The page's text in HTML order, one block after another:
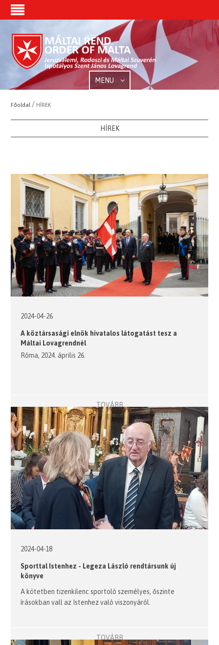
MENU
Főoldal / HÍREK
HÍREK
2024-04-26
A köztársasági elnök hivatalos látogatást tesz a
Máltai Lovagrendnél
Róma, 2024. április 26.
TOVÁBB
2024-04-18
Sporttal Istenhez - Legeza László rendtársunk új
könyve
A kötetben tizenkilenc sportoló személyes, őszinte
írásokban vall az Istenhez való viszonyáról.
TOVÁBB